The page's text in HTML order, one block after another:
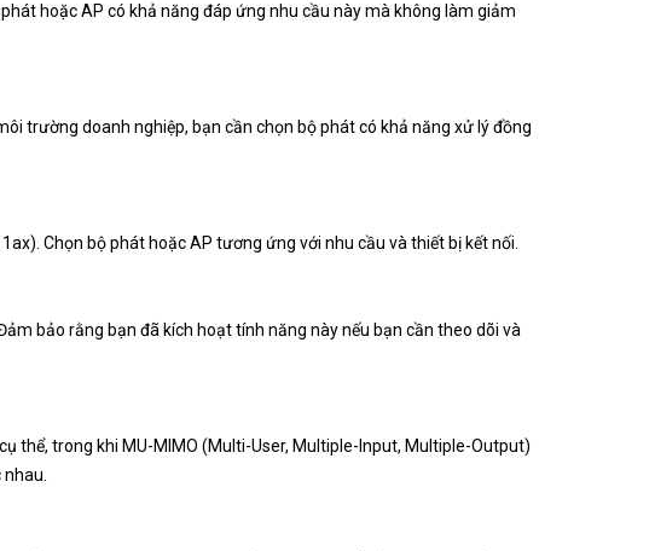
hoặc AP có khả năng đáp ứng nhu cầu này mà không làm giảm
trường doanh nghiệp, bạn cần chọn bộ phát có khả năng xử lý đồng
Chọn bộ phát hoặc AP tương ứng với nhu cầu và thiết bị kết nối.
bảo rằng bạn đã kích hoạt tính năng này nếu bạn cần theo dõi và
thể, trong khi MU-MIMO (Multi-User, Multiple-Input, Multiple-Output)
nhau.